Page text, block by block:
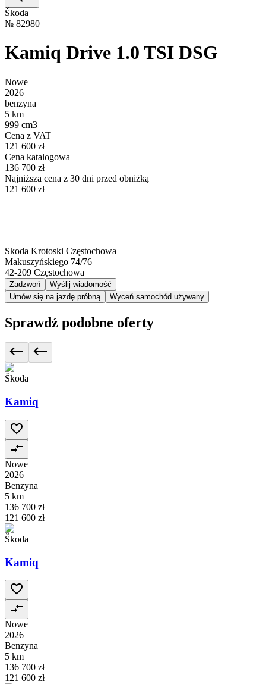
Škoda
№ 82980
Kamiq Drive 1.0 TSI DSG
Nowe
2026
benzyna
5 km
999 cm3
Cena z VAT
121 600 zł
Cena katalogowa
136 700 zł
Najniższa cena z 30 dni przed obniżką
121 600 zł
Skoda Krotoski Częstochowa
Makuszyńskiego 74/76
42-209 Częstochowa
Zadzwoń
Wyślij wiadomość
Umów się na jazdę próbną
Wyceń samochód używany
Sprawdź podobne oferty
Škoda
Kamiq
Nowe
2026
Benzyna
5 km
136 700 zł
121 600 zł
Škoda
Kamiq
Nowe
2026
Benzyna
5 km
136 700 zł
121 600 zł